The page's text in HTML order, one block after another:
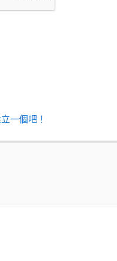
一個吧！